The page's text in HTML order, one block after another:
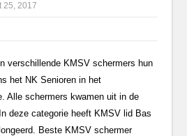
25, 2017
verschillende KMSV schermers hun
het NK Senioren in het
Alle schermers kwamen uit in de
deze categorie heeft KMSV lid Bas
Beste KMSV schermer